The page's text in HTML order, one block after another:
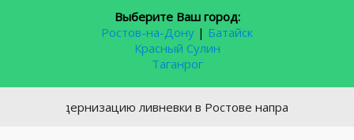
Выберите Ваш город:
Ростов-на-Дону | Батайск
Красный Сулин
Таганрог
модернизацию ливневки в Ростове направят 5,5 млрд руб